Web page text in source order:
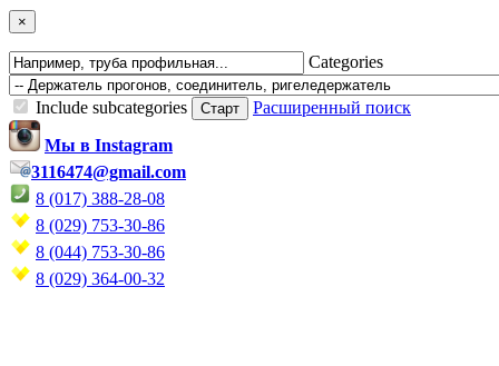
×
Categories
Include subcategories
Расширенный поиск
Мы в Instagram
3116474@gmail.com
8 (017) 388-28-08
8 (029) 753-30-86
8 (044) 753-30-86
8 (029) 364-00-32